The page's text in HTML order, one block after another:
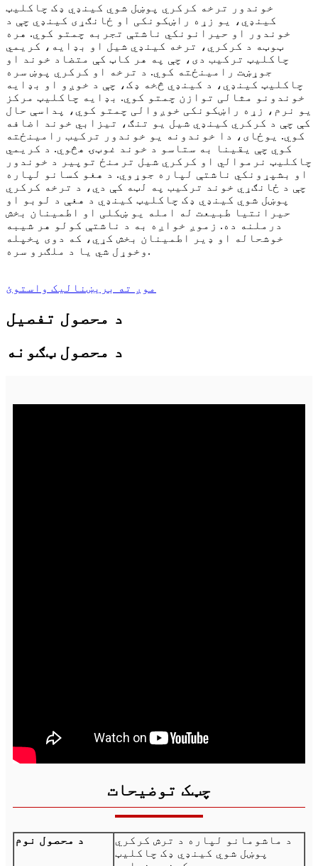
خوندور ترخه کرکري پوښل شوي کینډي ډک چاکلیټ
کینډي، یو زړه راښکونکی او ځانګړی کینډي چې د
خوندور او حیرانونکي ناشتې تجربه چمتو کوي. هره
ټوټه د کرکري، ترخه کینډي شیل او بډایه، کریمي
چاکلیټ ترکیب دی، چې په هر کاټ کې متضاد خوند او
جوړښت رامینځته کوي. د ترخه او کرکري پوښ سره
چاکلیټ کینډي، د کینډي څخه ډک، چې د خوږو او بډایه
خوندونو مثالی توازن چمتو کوي. بډایه چاکلیټ مرکز
یو نرم، زړه راښکونکی خوږوالی چمتو کوي، پداسې حال
کې چې د کرکري کینډي شیل یو تنګ، تیزابي خوند اضافه
کوي. یوځای، دا خوندونه یو خوندور ترکیب رامینځته
کوي چې یقینا به ستاسو د خوند غوټۍ هڅوي. د کریمي
چاکلیټ نرموالي او کرکري شیل ترمنځ توپیر د خوندور
او بشپړونکي ناشتې لپاره جوړوي. د هغو کسانو لپاره
چې د ځانګړي خوند ترکیب په لټه کې دي، د ترخه کرکري
پوښل شوي کینډي ډک چاکلیټ کینډي د هغې د لوبو او
حیرانتیا طبیعت له امله یو ښکلی او اطمینان بخش
درملنه ده. زموږ خواږه به د ناشتې کولو هر شیبه
خوشحاله او ډیر اطمینان بخش کړي، که دوی پخپله
وخوړل شي یا د ملګرو سره.
موږ ته بریښنالیک واستوئ
د محصول تفصیل
د محصول ټګونه
چټک توضیحات
د محصول نوم
د ماشومانو لپاره د ترش کرکري
پوښل شوي کینډي ډک چاکلیټ